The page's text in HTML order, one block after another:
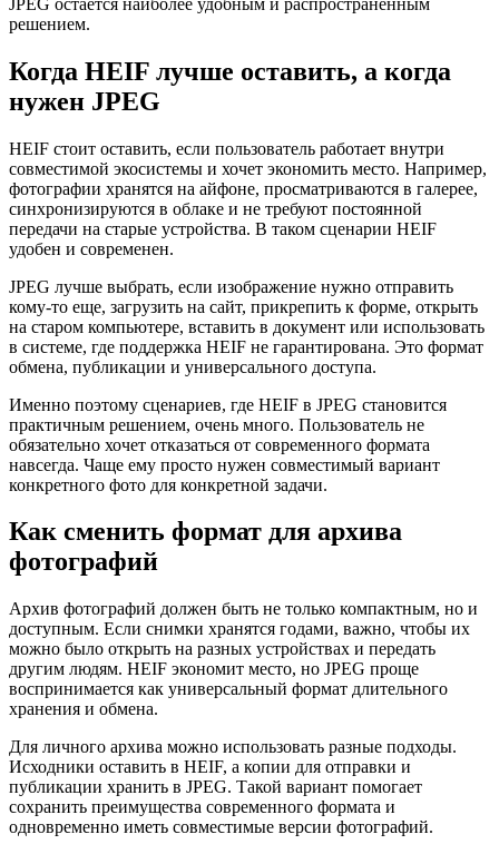
решением.
Когда HEIF лучше оставить, а когда
нужен JPEG
HEIF стоит оставить, если пользователь работает внутри
совместимой экосистемы и хочет экономить место. Например,
фотографии хранятся на айфоне, просматриваются в галерее,
синхронизируются в облаке и не требуют постоянной
передачи на старые устройства. В таком сценарии HEIF
удобен и современен.
JPEG лучше выбрать, если изображение нужно отправить
кому-то еще, загрузить на сайт, прикрепить к форме, открыть
на старом компьютере, вставить в документ или использовать
в системе, где поддержка HEIF не гарантирована. Это формат
обмена, публикации и универсального доступа.
Именно поэтому сценариев, где HEIF в JPEG становится
практичным решением, очень много. Пользователь не
обязательно хочет отказаться от современного формата
навсегда. Чаще ему просто нужен совместимый вариант
конкретного фото для конкретной задачи.
Как сменить формат для архива
фотографий
Архив фотографий должен быть не только компактным, но и
доступным. Если снимки хранятся годами, важно, чтобы их
можно было открыть на разных устройствах и передать
другим людям. HEIF экономит место, но JPEG проще
воспринимается как универсальный формат длительного
хранения и обмена.
Для личного архива можно использовать разные подходы.
Исходники оставить в HEIF, а копии для отправки и
публикации хранить в JPEG. Такой вариант помогает
сохранить преимущества современного формата и
одновременно иметь совместимые версии фотографий.